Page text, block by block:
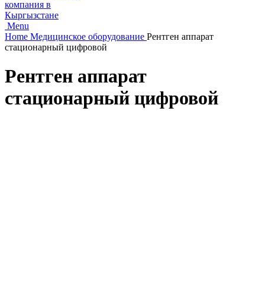
Menu
Home Медицинское оборудование Рентген аппарат
стационарный цифровой
Рентген аппарат
стационарный цифровой